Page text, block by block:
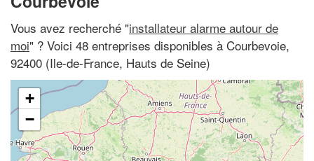
Vous avez recherché "installateur alarme autour de
moi" ? Voici 48 entreprises disponibles à Courbevoie,
92400 (Ile-de-France, Hauts de Seine)
+
−